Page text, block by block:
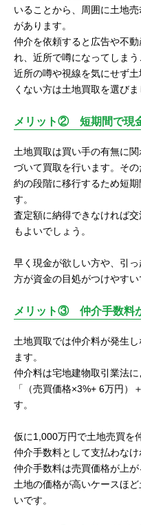
いることから、周囲に土地
があります。
仲介を依頼すると広告や不
れ、近所で噂になってしまう
近所の噂や視線を気にせず
くない方は土地買取を選びま
メリット② 短期間で現
土地買取は買い手の有無に
づいて買取を行います。そ
約の段階に移行するため短
す。
査定額に納得できなければ
もよいでしょう。
早く現金が欲しい方や、引
方が資金の目処がつけやすい
メリット③ 仲介手数料
土地買取では仲介料が発生
ます。
仲介料は宅地建物取引業法
「（売買価格×3%+ 6万円）
す。
仮に1,000万円で土地売買を
仲介手数料として支払わなけ
仲介手数料は売買価格が上
土地の価格が高いケースほ
いです。